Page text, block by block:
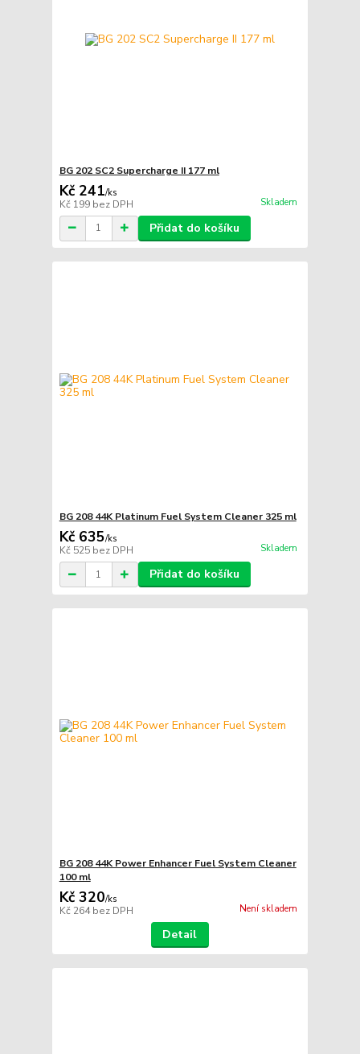
BG 202 SC2 Supercharge II 177 ml
Kč 241/ks
Kč 199 bez DPH Skladem
Přidat do košíku
BG 208 44K Platinum Fuel System Cleaner 325 ml
Kč 635/ks
Kč 525 bez DPH Skladem
Přidat do košíku
BG 208 44K Power Enhancer Fuel System Cleaner
100 ml
Kč 320/ks
Kč 264bez DPH Není skladem
Detail